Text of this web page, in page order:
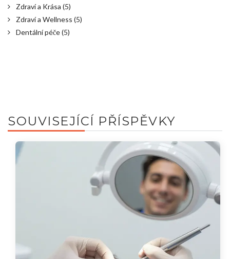
Zdraví a Krása (5)
Zdraví a Wellness (5)
Dentální péče(5)
SOUVISEJÍCÍ PŘÍSPĚVKY